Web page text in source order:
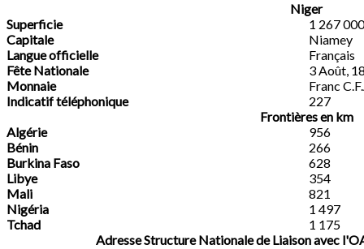
Niger
Superficie
1 267
Capitale
Niamey
Langue officielle
Français
Fête Nationale
3 Août,
Monnaie
Franc
Indicatif téléphonique
227
Frontières en km
Algérie
956
Bénin
266
Burkina Faso
628
Libye
354
Mali
821
Nigéria
1 497
Tchad
1 175
Adresse Structure Nationale de Liaison avec